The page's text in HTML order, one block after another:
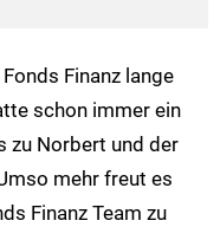
Finanz lange
schon immer ein
zu Norbert und der
mehr freut es
Finanz Team zu